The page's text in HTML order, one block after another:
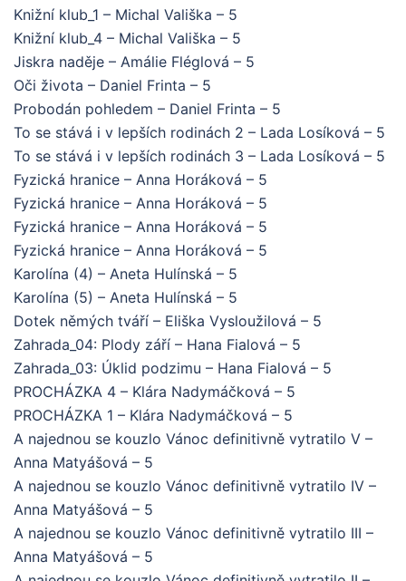
Knižní klub_1 – Michal Vališka – 5
Knižní klub_4 – Michal Vališka – 5
Jiskra naděje – Amálie Fléglová – 5
Oči života – Daniel Frinta – 5
Probodán pohledem – Daniel Frinta – 5
To se stává i v lepších rodinách 2 – Lada Losíková – 5
To se stává i v lepších rodinách 3 – Lada Losíková – 5
Fyzická hranice – Anna Horáková – 5
Fyzická hranice – Anna Horáková – 5
Fyzická hranice – Anna Horáková – 5
Fyzická hranice – Anna Horáková – 5
Karolína (4) – Aneta Hulínská – 5
Karolína (5) – Aneta Hulínská – 5
Dotek němých tváří – Eliška Vysloužilová – 5
Zahrada_04: Plody září – Hana Fialová – 5
Zahrada_03: Úklid podzimu – Hana Fialová – 5
PROCHÁZKA 4 – Klára Nadymáčková – 5
PROCHÁZKA 1 – Klára Nadymáčková – 5
A najednou se kouzlo Vánoc definitivně vytratilo V –
Anna Matyášová – 5
A najednou se kouzlo Vánoc definitivně vytratilo IV –
Anna Matyášová – 5
A najednou se kouzlo Vánoc definitivně vytratilo III –
Anna Matyášová – 5